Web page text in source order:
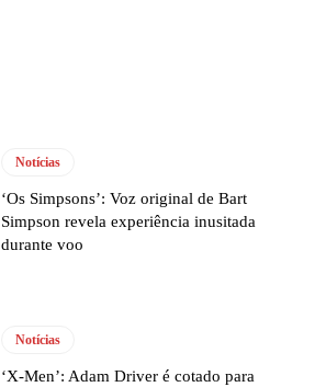
Notícias
‘Os Simpsons’: Voz original de Bart
Simpson revela experiência inusitada
durante voo
Notícias
‘X-Men’: Adam Driver é cotado para